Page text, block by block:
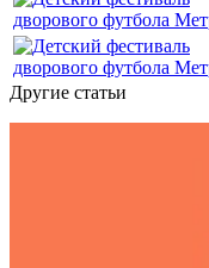
Другие статьи